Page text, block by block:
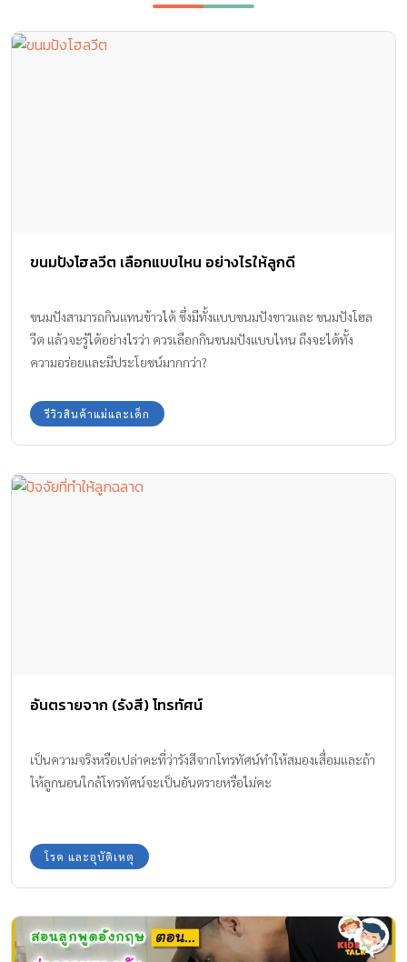
ขนมปังโฮลวีต เลือกแบบไหน อย่างไรให้ลูกดี
ขนมปังสามารถกินแทนข้าวได้ ซึ่งมีทั้งแบบขนมปังขาวและ ขนมปังโฮล
วีต แล้วจะรู้ได้อย่างไรว่า ควรเลือกกินขนมปังแบบไหน ถึงจะได้ทั้ง
ความอร่อยและมีประโยชน์มากกว่า?
รีวิวสินค้าแม่และเด็ก
อันตรายจาก (รังสี) โทรทัศน์
เป็นความจริงหรือเปล่าคะที่ว่ารังสีจากโทรทัศน์ทำให้สมองเสื่อมและถ้า
ให้ลูกนอนใกล้โทรทัศน์จะเป็นอันตรายหรือไม่คะ
โรค และอุบัติเหตุ